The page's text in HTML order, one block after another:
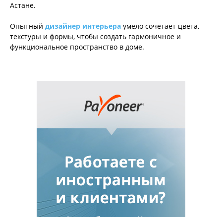
Астане.
Опытный дизайнер интерьера умело сочетает цвета,
текстуры и формы, чтобы создать гармоничное и
функциональное пространство в доме.